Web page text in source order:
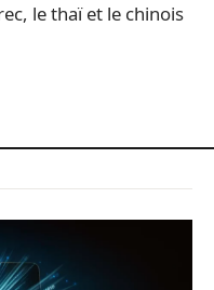
le thaï et le chinois